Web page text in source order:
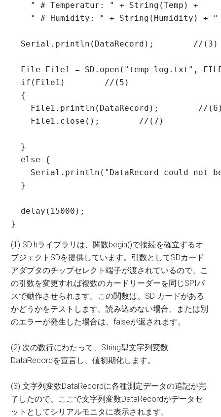
    " # Temperatur: " + String(Temp) +
" # Humidity: " + String(Humidity) + "
  Serial.println(DataRecord);        //(3)
File File1 = SD.open("temp_log.txt",
  if(File1)        //(5)
  {
File1.println(DataRecord);        //
    File1.close();        //(7)
  }
  else {
Serial.println("DataRecord could not
  }
  delay(15000);
}
(1) SD.hライブラリは、関数begin()で接続を確立するオ
ブジェクトSDを提供しています。引数としてSDカード
アダプタのチップセレクト端子が渡されているので、こ
の引数を変更すれば複数のカードリーダーを同じSPIバ
スで動作させられます。この関数は、SD カードがある
かどうかをテストします。読み込めない場合、または別
のエラーが発生した場合は、falseが返されます。
(2) 次の数行にわたって、String型文字列変数
DataRecordを宣言し、値初期化します。
(3) 文字列変数DataRecordに各種測定データの追記が完
了したので、ここで文字列変数DataRecordがデータセ
ットとしてシリアルモニタに表示されます。